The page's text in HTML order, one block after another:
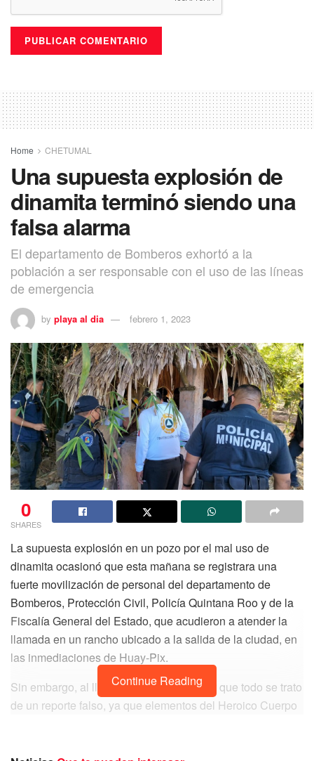
Home CHETUMAL
Una supuesta explosión de
dinamita terminó siendo una
falsa alarma
El departamento de Bomberos exhortó a la
población a ser responsable con el uso de las líneas
de emergencia
by playa al dia febrero 1, 2023
0
SHARES
La supuesta explosión en un pozo por el mal uso de
dinamita ocasionó que esta mañana se registrara una
fuerte movilización de personal del departamento de
Bomberos, Protección Civil, Policía Quintana Roo y de la
Fiscalía General del Estado, que acudieron a atender la
llamada en un rancho ubicado a la salida de la ciudad, en
las inmediaciones de Huay-Pix.
Sin embargo, al llegar se pudo corroborar que todo se trato
de un reporte falso, ya que elementos del Heroico Cuerpo
Continue Reading